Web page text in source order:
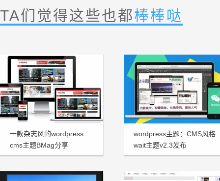
TA们觉得这些也都棒棒哒
一款杂志风的wordpress
cms主题BMag分享
wordpress主题：CMS风格
wait主题v2.3发布